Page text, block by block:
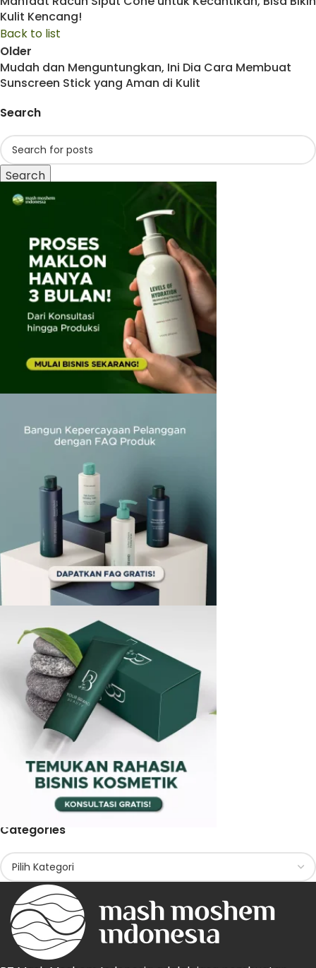
Kulit Kencang!
Back to list
Older
Mudah dan Menguntungkan, Ini Dia Cara Membuat
Sunscreen Stick yang Aman di Kulit
Search
Search
Categories